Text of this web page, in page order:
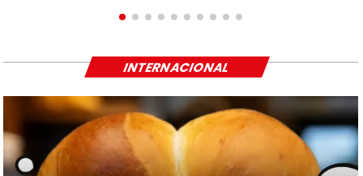
INTERNACIONAL